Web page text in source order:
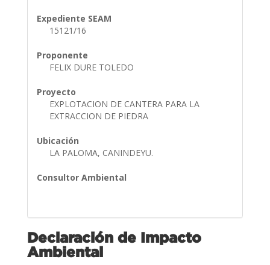
Expediente SEAM
15121/16
Proponente
FELIX DURE TOLEDO
Proyecto
EXPLOTACION DE CANTERA PARA LA
EXTRACCION DE PIEDRA
Ubicación
LA PALOMA, CANINDEYU.
Consultor Ambiental
Declaración de Impacto
Ambiental